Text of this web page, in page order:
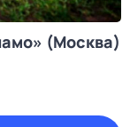
(Москва)